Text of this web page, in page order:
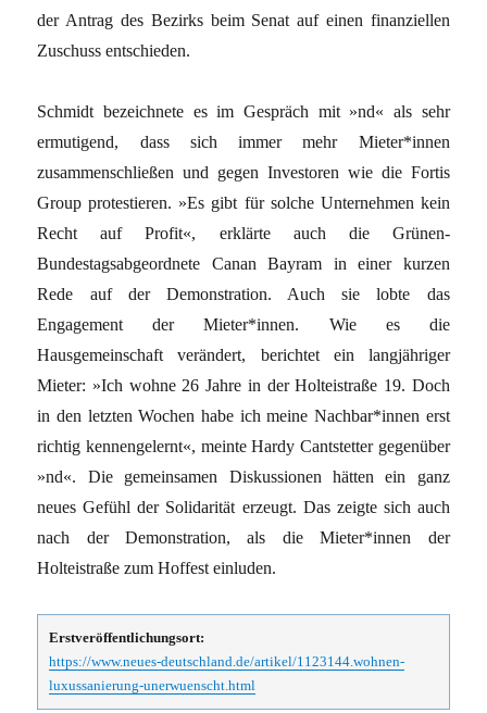
der Antrag des Bezirks beim Senat auf einen finanziellen
Zuschuss entschieden.
Schmidt bezeichnete es im Gespräch mit »nd« als sehr
ermutigend, dass sich immer mehr Mieter*innen
zusammenschließen und gegen Investoren wie die Fortis
Group protestieren. »Es gibt für solche Unternehmen kein
Recht auf Profit«, erklärte auch die Grünen-
Bundestagsabgeordnete Canan Bayram in einer kurzen
Rede auf der Demonstration. Auch sie lobte das
Engagement der Mieter*innen. Wie es die
Hausgemeinschaft verändert, berichtet ein langjähriger
Mieter: »Ich wohne 26 Jahre in der Holteistraße 19. Doch
in den letzten Wochen habe ich meine Nachbar*innen erst
richtig kennengelernt«, meinte Hardy Cantstetter gegenüber
»nd«. Die gemeinsamen Diskussionen hätten ein ganz
neues Gefühl der Solidarität erzeugt. Das zeigte sich auch
nach der Demonstration, als die Mieter*innen der
Holteistraße zum Hoffest einluden.
Erstveröffentlichungsort:
https://www.neues-deutschland.de/artikel/1123144.wohnen-
luxussanierung-unerwuenscht.html